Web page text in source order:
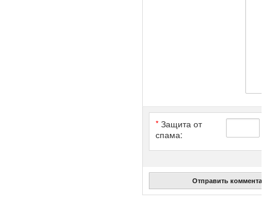
*Защита от
спама:
Отправить